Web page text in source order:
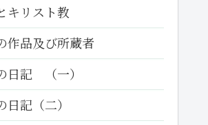
キリスト教
作品及び所蔵者
日記 （一）
日記（二）